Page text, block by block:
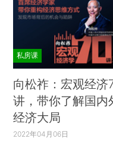
私房课
向松祚：宏观经济
讲，带你了解国内
经济大局
2022年04月06日